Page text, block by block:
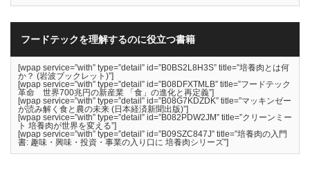
フードテックを理解するのに役立つ書籍
[wpap service=”with” type=”detail” id=”B0BS2L8H3S” title=”培養肉とは何
か？ (岩波ブックレット)”]
[wpap service=”with” type=”detail” id=”B08DFXTMLB” title=”フードテック
革命 世界700兆円の新産業 「食」の進化と再定義”]
[wpap service=”with” type=”detail” id=”B08G7KDZDK” title=”マッキンゼー
が読み解く食と農の未来 (日本経済新聞出版)”]
[wpap service=”with” type=”detail” id=”B082PDW2JM” title=”クリーンミー
ト 培養肉が世界を変える”]
[wpap service=”with” type=”detail” id=”B09SZC847J” title=”培養肉の入門
書: 趣味・興味・投資・事業の入り口に 培養肉シリーズ”]